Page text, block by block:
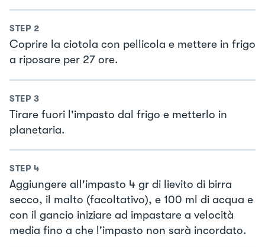
STEP 2
Coprire la ciotola con pellicola e mettere in frigo
a riposare per 27 ore.
STEP 3
Tirare fuori l'impasto dal frigo e metterlo in
planetaria.
STEP 4
Aggiungere all'impasto 4 gr di lievito di birra
secco, il malto (facoltativo), e 100 ml di acqua e
con il gancio iniziare ad impastare a velocità
media fino a che l'impasto non sarà incordato.